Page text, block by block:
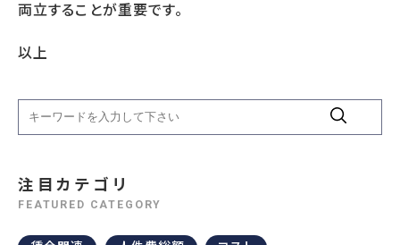
両立することが重要です。
以上
注目カテゴリ
FEATURED CATEGORY